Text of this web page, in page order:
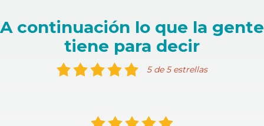
A continuación lo que la gente
tiene para decir
5 de 5 estrellas